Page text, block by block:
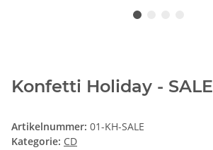
Konfetti Holiday - SALE
Artikelnummer: 01-KH-SALE
Kategorie: CD